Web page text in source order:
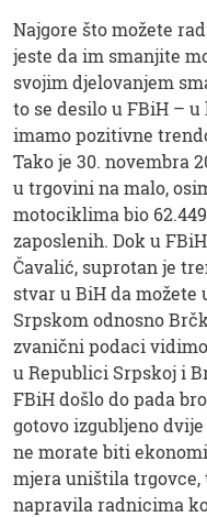
Najgore što možete
jeste da im smanjite
svojim djelovanjem
to se desilo u FBiH – u
imamo pozitivne
Tako je 30. novembra
u trgovini na malo,
motociklima bio
zaposlenih. Dok u
Čavalić, suprotan je
stvar u BiH da
Srpskom odnosno
zvanični podaci
u Republici Srpskoj i
FBiH došlo do pada
gotovo izgubljeno
ne morate biti
mjera uništila
napravila radnicima